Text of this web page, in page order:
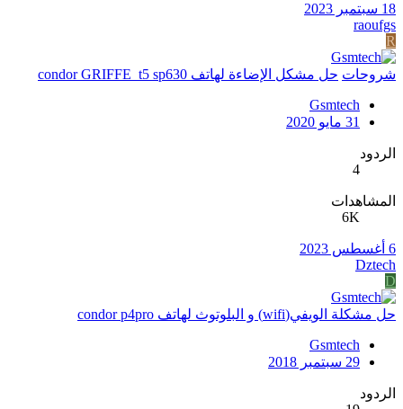
18 سبتمبر 2023
raoufgs
R
شروحات حل مشكل الإضاءة لهاتف condor GRIFFE_t5 sp630
Gsmtech
31 مايو 2020
الردود
4
المشاهدات
6K
6 أغسطس 2023
Dztech
D
حل مشكلة الويفي(wifi) و البلوتوث لهاتف condor p4pro
Gsmtech
29 سبتمبر 2018
الردود